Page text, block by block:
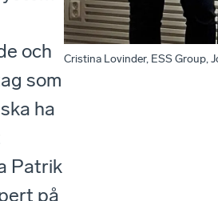
och
som
ha
Patrik
på
Cristina Lovinder, ESS Group,